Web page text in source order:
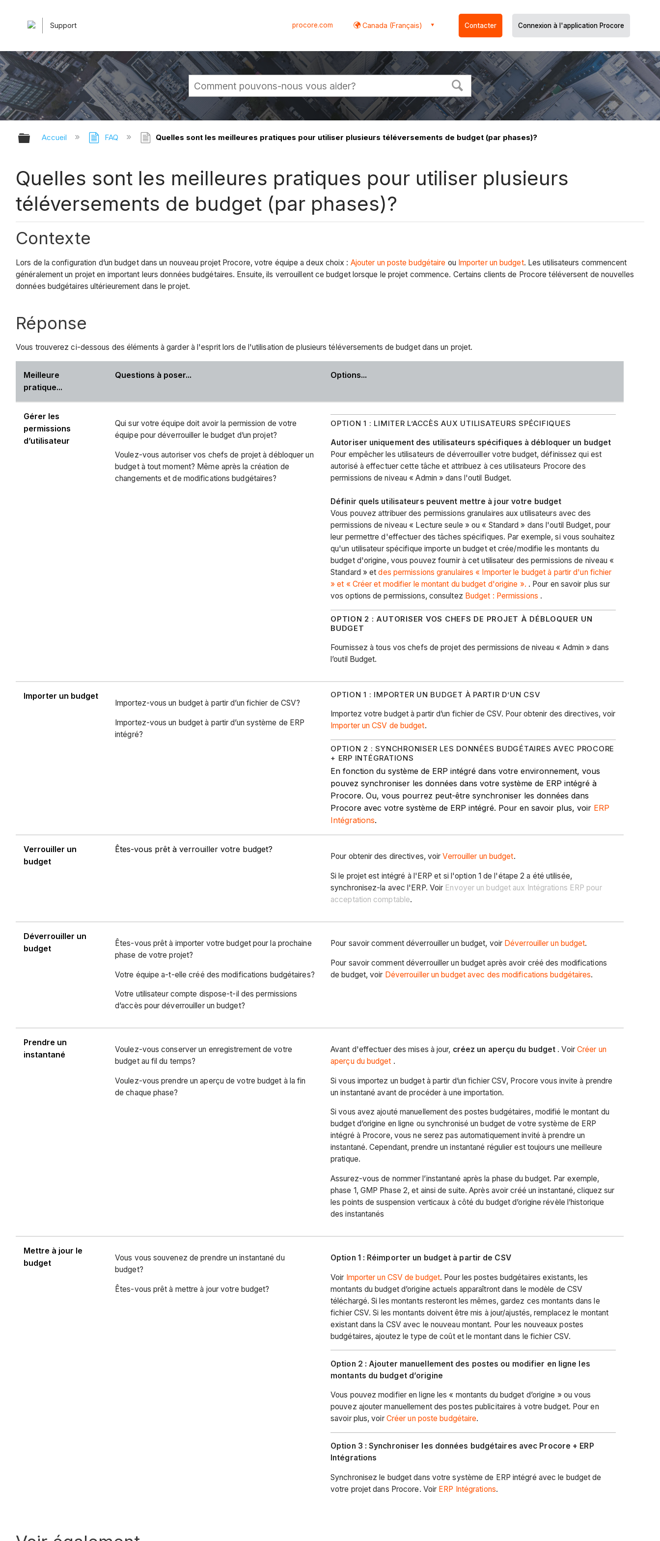
Support procore.com Canada (Français) Contacter Connexion à l'application Procore
Développer/réduire la hiérarchie globale
Accueil FAQ Quelles sont les meilleures pratiques pour utiliser plusieurs téléversements de budget (par phases)?
Quelles sont les meilleures pratiques pour utiliser plusieurs
téléversements de budget (par phases)?
Contexte
Lors de la configuration d’un budget dans un nouveau projet Procore, votre équipe a deux choix : Ajouter un poste budgétaire ou Importer un budget. Les utilisateurs commencent
généralement un projet en important leurs données budgétaires. Ensuite, ils verrouillent ce budget lorsque le projet commence. Certains clients de Procore téléversent de nouvelles
données budgétaires ultérieurement dans le projet.
Réponse
Vous trouverez ci-dessous des éléments à garder à l'esprit lors de l'utilisation de plusieurs téléversements de budget dans un projet.
Meilleure
pratique...
Questions à poser... Options...
Gérer les
permissions
d’utilisateur
Qui sur votre équipe doit avoir la permission de votre
équipe pour déverrouiller le budget d’un projet?
Voulez-vous autoriser vos chefs de projet à débloquer un
budget à tout moment? Même après la création de
changements et de modifications budgétaires?
OPTION 1 : LIMITER L’ACCÈS AUX UTILISATEURS SPÉCIFIQUES
Autoriser uniquement des utilisateurs spécifiques à débloquer un budget
Pour empêcher les utilisateurs de déverrouiller votre budget, définissez qui est
autorisé à effectuer cette tâche et attribuez à ces utilisateurs Procore des
permissions de niveau « Admin » dans l'outil Budget.
Définir quels utilisateurs peuvent mettre à jour votre budget
Vous pouvez attribuer des permissions granulaires aux utilisateurs avec des
permissions de niveau « Lecture seule » ou « Standard » dans l'outil Budget, pour
leur permettre d'effectuer des tâches spécifiques. Par exemple, si vous souhaitez
qu'un utilisateur spécifique importe un budget et crée/modifie les montants du
budget d'origine, vous pouvez fournir à cet utilisateur des permissions de niveau «
Standard » etdes permissions granulaires « Importer le budget à partir d'un fichier
» et « Créer et modifier le montant du budget d'origine ». . Pour en savoir plus sur
vos options de permissions, consultez Budget : Permissions .
OPTION 2 : AUTORISER VOS CHEFS DE PROJET À DÉBLOQUER UN
BUDGET
Fournissez à tous vos chefs de projet des permissions de niveau « Admin » dans
l’outil Budget.
Importer un budget
Importez-vous un budget à partir d’un fichier de CSV?
Importez-vous un budget à partir d’un système de ERP
intégré?
OPTION 1 : IMPORTER UN BUDGET À PARTIR D’UN CSV
Importez votre budget à partir d’un fichier de CSV. Pour obtenir des directives, voir
Importer un CSV de budget.
OPTION 2 : SYNCHRONISER LES DONNÉES BUDGÉTAIRES AVEC PROCORE
+ ERP INTÉGRATIONS
En fonction du système de ERP intégré dans votre environnement, vous
pouvez synchroniser les données dans votre système de ERP intégré à
Procore. Ou, vous pourrez peut-être synchroniser les données dans
Procore avec votre système de ERP intégré. Pour en savoir plus, voir ERP
Intégrations.
Verrouiller un
budget
Êtes-vous prêt à verrouiller votre budget?
Pour obtenir des directives, voirVerrouiller un budget.
Si le projet est intégré à l'ERP et si l'option 1 de l'étape 2 a été utilisée,
synchronisez-la avec l'ERP. Voir Envoyer un budget aux Intégrations ERP pour
acceptation comptable.
Déverrouiller un
budget
Êtes-vous prêt à importer votre budget pour la prochaine
phase de votre projet?
Votre équipe a-t-elle créé des modifications budgétaires?
Votre utilisateur compte dispose-t-il des permissions
d’accès pour déverrouiller un budget?
Pour savoir comment déverrouiller un budget, voir Déverrouiller un budget.
Pour savoir comment déverrouiller un budget après avoir créé des modifications
de budget, voir Déverrouiller un budget avec des modifications budgétaires.
Prendre un
instantané
Voulez-vous conserver un enregistrement de votre
budget au fil du temps?
Voulez-vous prendre un aperçu de votre budget à la fin
de chaque phase?
Avant d'effectuer des mises à jour, créez un aperçu du budget . Voir Créer un
aperçu du budget .
Si vous importez un budget à partir d’un fichier CSV, Procore vous invite à prendre
un instantané avant de procéder à une importation.
Si vous avez ajouté manuellement des postes budgétaires, modifié le montant du
budget d’origine en ligne ou synchronisé un budget de votre système de ERP
intégré à Procore, vous ne serez pas automatiquement invité à prendre un
instantané. Cependant, prendre un instantané régulier est toujours une meilleure
pratique.
Assurez-vous de nommer l’instantané après la phase du budget. Par exemple,
phase 1, GMP Phase 2, et ainsi de suite. Après avoir créé un instantané, cliquez sur
les points de suspension verticaux à côté du budget d’origine révèle l’historique
des instantanés
Mettre à jour le
budget
Vous vous souvenez de prendre un instantané du
budget?
Êtes-vous prêt à mettre à jour votre budget?
Option 1 : Réimporter un budget à partir de CSV
Voir Importer un CSV de budget. Pour les postes budgétaires existants, les
montants du budget d’origine actuels apparaîtront dans le modèle de CSV
téléchargé. Si les montants resteront les mêmes, gardez ces montants dans le
fichier CSV. Si les montants doivent être mis à jour/ajustés, remplacez le montant
existant dans la CSV avec le nouveau montant. Pour les nouveaux postes
budgétaires, ajoutez le type de coût et le montant dans le fichier CSV.
Option 2 : Ajouter manuellement des postes ou modifier en ligne les
montants du budget d’origine
Vous pouvez modifier en ligne les « montants du budget d’origine » ou vous
pouvez ajouter manuellement des postes publicitaires à votre budget. Pour en
savoir plus, voir Créer un poste budgétaire.
Option 3 : Synchroniser les données budgétaires avec Procore + ERP
Intégrations
Synchronisez le budget dans votre système de ERP intégré avec le budget de
votre projet dans Procore. Voir ERP Intégrations.